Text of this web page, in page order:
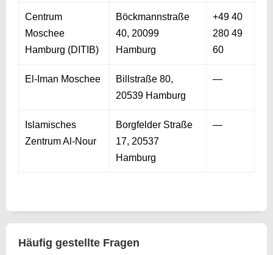
Centrum
Moschee
Hamburg (DITIB)
Böckmannstraße
40, 20099
Hamburg
+49 40
280 49
60
El-Iman Moschee
Billstraße 80,
20539 Hamburg
—
Islamisches
Zentrum Al-Nour
Borgfelder Straße
17, 20537
Hamburg
—
Häufig gestellte Fragen